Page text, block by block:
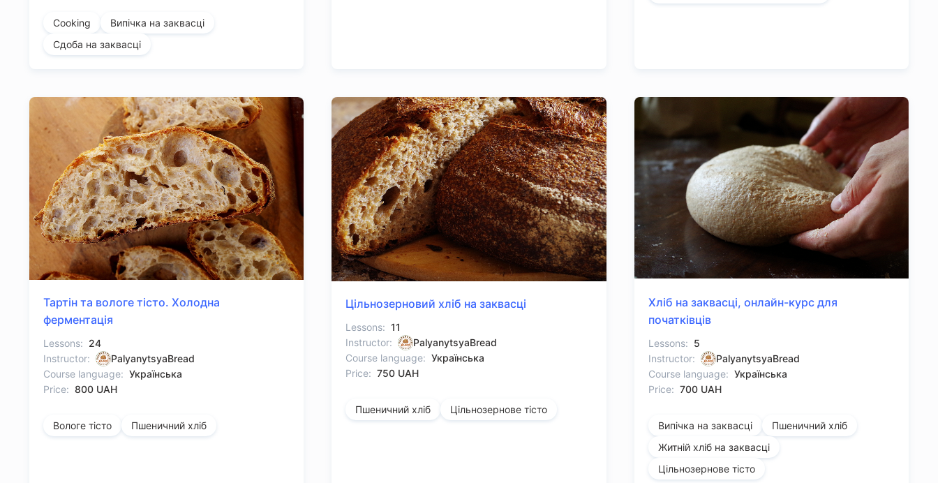
Cooking
Випічка на заквасці
Сдоба на заквасці
Тартін та вологе тісто. Холодна
ферментація
Lessons: 24
Instructor:
PalyanytsyaBread
Course language: Українська
Price: 800 UAH
Вологе тісто Пшеничний хліб
Цільнозерновий хліб на заквасці
Lessons: 11
Instructor:
PalyanytsyaBread
Course language: Українська
Price: 750 UAH
Пшеничний хліб Цільнозернове тісто
Хліб на заквасці, онлайн-курс для
початківців
Lessons: 5
Instructor:
PalyanytsyaBread
Course language: Українська
Price: 700 UAH
Випічка на заквасці
Пшеничний хліб
Житній хліб на заквасці
Цільнозернове тісто